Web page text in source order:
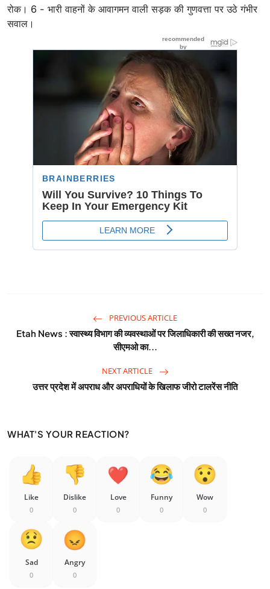
रोक। 6 - भारी वाहनों के आवागमन वाली सड़क की गुणवत्ता पर उठे गंभीर
सवाल।
PREVIOUS ARTICLE
Etah News : स्वास्थ्य विभाग की व्यवस्थाओं पर जिलाधिकारी की सख्त नजर,
सीएमओ का...
NEXT ARTICLE
उत्तर प्रदेश में अपराध और अपराधियों के खिलाफ जीरो टालरेंस नीति
WHAT'S YOUR REACTION?
Like
0
Dislike
0
Love
0
Funny
0
Wow
0
Sad
0
Angry
0